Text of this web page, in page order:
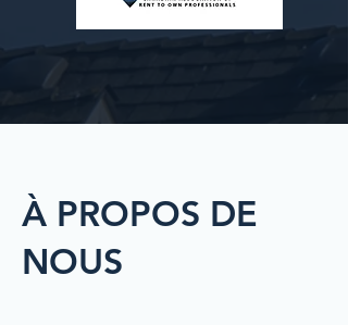
À PROPOS DE
NOUS